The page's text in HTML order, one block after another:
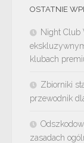
OSTATNIE
Night Club
klubach
Zbiorniki
przewodnik
zasadach